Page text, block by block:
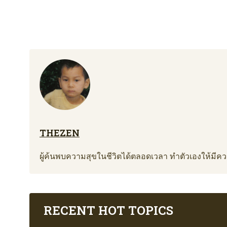
THEZEN
ผู้ค้นพบความสุขในชีวิตได้ตลอดเวลา ทำตัวเองให้มีค
RECENT HOT TOPICS